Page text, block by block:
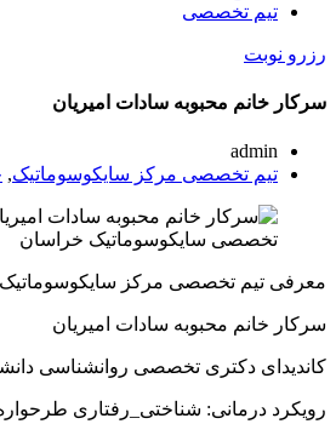
تیم تخصصی
رزرو نوبت
سرکار خانم محبوبه سادات امیریان
admin
تیم تخصصی مرکز سایکوسوماتیک,
معرفی تیم تخصصی مرکز
سرکار خانم محبوبه سادات امیریان
کاندیدای دکتری تخصصی روانشناسی
رویکرد درمانی: شناختی_رفتاری